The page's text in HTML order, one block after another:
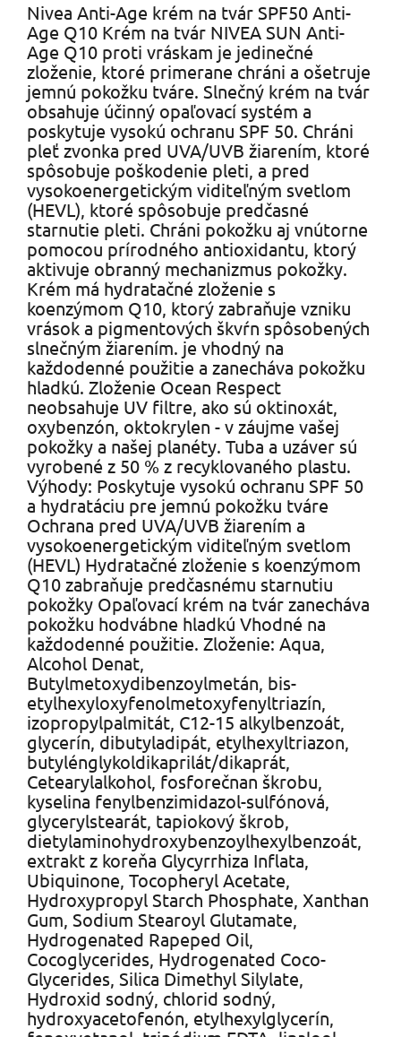
Nivea Anti-Age krém na tvár SPF50 Anti-
Age Q10 Krém na tvár NIVEA SUN Anti-
Age Q10 proti vráskam je jedinečné
zloženie, ktoré primerane chráni a ošetruje
jemnú pokožku tváre. Slnečný krém na tvár
obsahuje účinný opaľovací systém a
poskytuje vysokú ochranu SPF 50. Chráni
pleť zvonka pred UVA/UVB žiarením, ktoré
spôsobuje poškodenie pleti, a pred
vysokoenergetickým viditeľným svetlom
(HEVL), ktoré spôsobuje predčasné
starnutie pleti. Chráni pokožku aj vnútorne
pomocou prírodného antioxidantu, ktorý
aktivuje obranný mechanizmus pokožky.
Krém má hydratačné zloženie s
koenzýmom Q10, ktorý zabraňuje vzniku
vrások a pigmentových škvŕn spôsobených
slnečným žiarením. je vhodný na
každodenné použitie a zanecháva pokožku
hladkú. Zloženie Ocean Respect
neobsahuje UV filtre, ako sú oktinoxát,
oxybenzón, oktokrylen - v záujme vašej
pokožky a našej planéty. Tuba a uzáver sú
vyrobené z 50 % z recyklovaného plastu.
Výhody: Poskytuje vysokú ochranu SPF 50
a hydratáciu pre jemnú pokožku tváre
Ochrana pred UVA/UVB žiarením a
vysokoenergetickým viditeľným svetlom
(HEVL) Hydratačné zloženie s koenzýmom
Q10 zabraňuje predčasnému starnutiu
pokožky Opaľovací krém na tvár zanecháva
pokožku hodvábne hladkú Vhodné na
každodenné použitie. Zloženie: Aqua,
Alcohol Denat,
Butylmetoxydibenzoylmetán, bis-
etylhexyloxyfenolmetoxyfenyltriazín,
izopropylpalmitát, C12-15 alkylbenzoát,
glycerín, dibutyladipát, etylhexyltriazon,
butylénglykoldikaprilát/dikaprát,
Cetearylalkohol, fosforečnan škrobu,
kyselina fenylbenzimidazol-sulfónová,
glycerylstearát, tapiokový škrob,
dietylaminohydroxybenzoylhexylbenzoát,
extrakt z koreňa Glycyrrhiza Inflata,
Ubiquinone, Tocopheryl Acetate,
Hydroxypropyl Starch Phosphate, Xanthan
Gum, Sodium Stearoyl Glutamate,
Hydrogenated Rapeped Oil,
Cocoglycerides, Hydrogenated Coco-
Glycerides, Silica Dimethyl Silylate,
Hydroxid sodný, chlorid sodný,
hydroxyacetofenón, etylhexylglycerín,